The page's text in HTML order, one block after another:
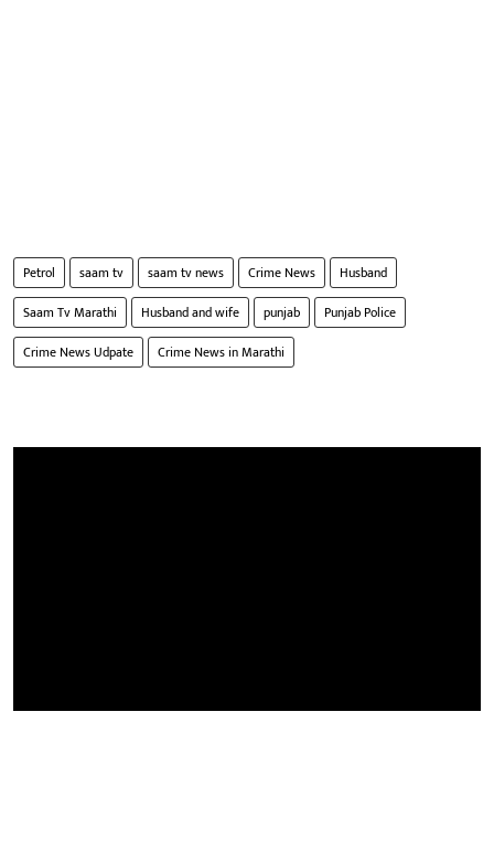
Petrol saam tv saam tv news Crime News
Husband
Saam Tv Marathi
Husband and wife punjab
Punjab Police
Crime News Udpate
Crime News in Marathi